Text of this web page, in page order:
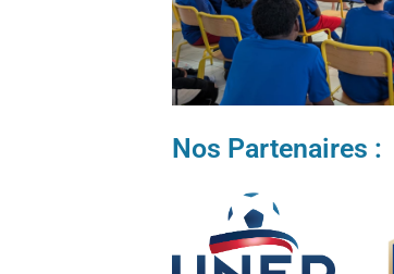
Nos Partenaires :